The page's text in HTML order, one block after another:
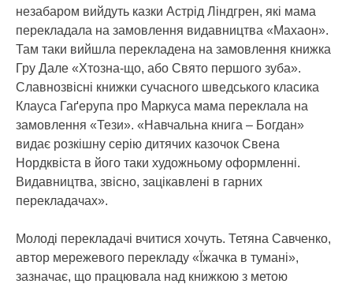
незабаром вийдуть казки Астрід Ліндгрен, які мама
перекладала на замовлення видавництва «Махаон».
Там таки вийшла перекладена на замовлення книжка
Гру Дале «Хтозна-що, або Свято першого зуба».
Славнозвісні книжки сучасного шведського класика
Клауса Гаґерупа про Маркуса мама переклала на
замовлення «Тези». «Навчальна книга – Богдан»
видає розкішну серію дитячих казочок Свена
Нордквіста в його таки художньому оформленні.
Видавництва, звісно, зацікавлені в гарних
перекладачах».
Молоді перекладачі вчитися хочуть. Тетяна Савченко,
автор мережевого перекладу «Їжачка в тумані»,
зазначає, що працювала над книжкою з метою